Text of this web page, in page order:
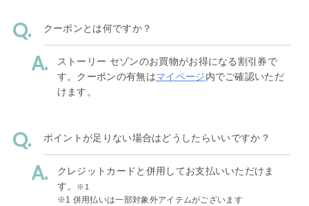
クーポンとは何ですか？
ストーリー セゾンのお買物がお得になる割引券で
す。クーポンの有無はマイページ内でご確認いただ
けます。
ポイントが足りない場合はどうしたらいいですか？
クレジットカードと併用してお支払いいただけま
す。
※1
※1 併用払いは一部対象外アイテムがございます